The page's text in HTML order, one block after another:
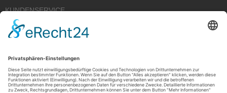
KUNDENSERVICE
Kauf widerrufen
RECHTLICHES
ÜBER UNS